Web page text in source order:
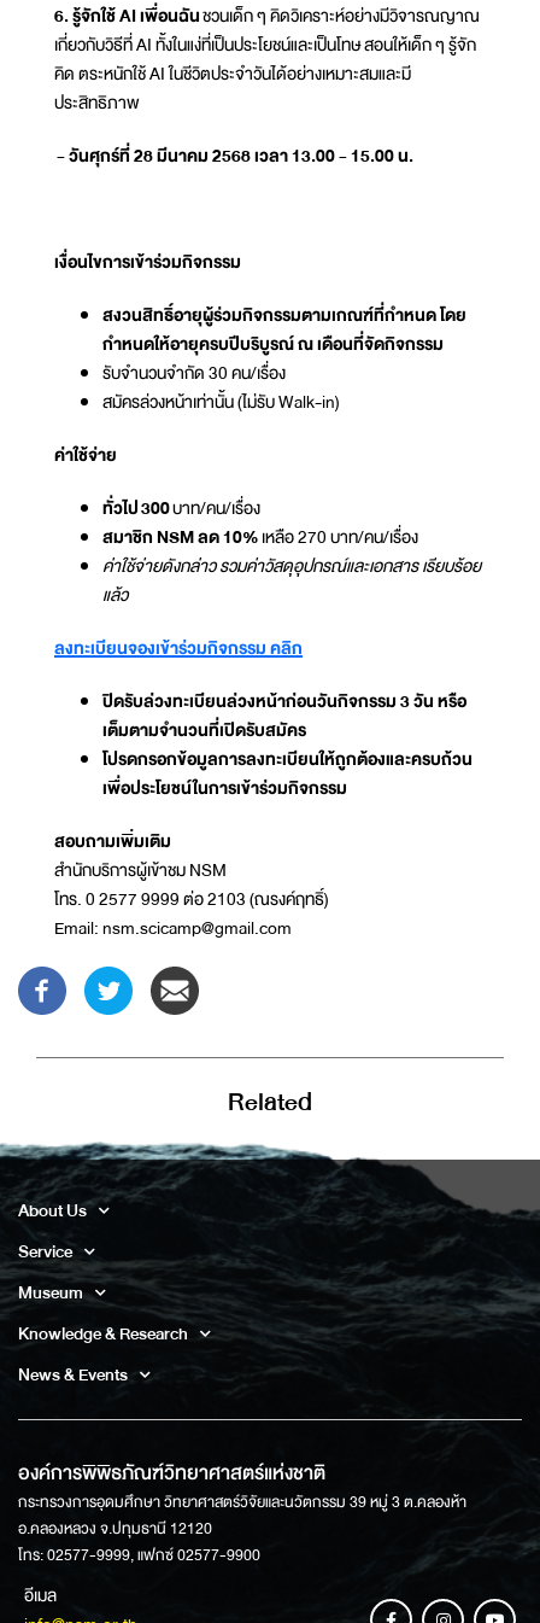
6. รู้จักใช้ AI เพื่อนฉันชวนเด็ก ๆ คิดวิเคราะห์อย่างมีวิจารณญาณ
เกี่ยวกับวิธีที่ AI ทั้งในแง่ที่เป็นประโยชน์และเป็นโทษ สอนให้เด็ก ๆ รู้จัก
คิด ตระหนักใช้ AI ในชีวิตประจำวันได้อย่างเหมาะสมและมี
ประสิทธิภาพ
- วันศุกร์ที่ 28 มีนาคม 2568 เวลา 13.00 - 15.00 น.
เงื่อนไขการเข้าร่วมกิจกรรม
สงวนสิทธิ์อายุผู้ร่วมกิจกรรมตามเกณฑ์ที่กำหนด โดย
กำหนดให้อายุครบปีบริบูรณ์ ณ เดือนที่จัดกิจกรรม
รับจำนวนจำกัด 30 คน/เรื่อง
สมัครล่วงหน้าเท่านั้น (ไม่รับ Walk-in)
ค่าใช้จ่าย
ทั่วไป 300บาท/คน/เรื่อง
สมาชิก NSM ลด 10%เหลือ 270 บาท/คน/เรื่อง
ค่าใช้จ่ายดังกล่าว รวมค่าวัสดุอุปกรณ์และเอกสาร เรียบร้อย
แล้ว
ลงทะเบียนจองเข้าร่วมกิจกรรม คลิก
ปิดรับล่วงทะเบียนล่วงหน้าก่อนวันกิจกรรม 3 วัน หรือ
เต็มตามจำนวนที่เปิดรับสมัคร
โปรดกรอกข้อมูลการลงทะเบียนให้ถูกต้องและครบถ้วน
เพื่อประโยชน์ในการเข้าร่วมกิจกรรม
สอบถามเพิ่มเติม
สำนักบริการผู้เข้าชม NSM
โทร. 0 2577 9999 ต่อ 2103 (ณรงค์ฤทธิ์)
Email: nsm.scicamp@gmail.com
Related
About Us
Service
Museum
Knowledge & Research
News & Events
องค์การพิพิธภัณฑ์วิทยาศาสตร์แห่งชาติ
กระทรวงการอุดมศึกษา วิทยาศาสตร์วิจัยและนวัตกรรม 39 หมู่ 3 ต.คลองห้า
อ.คลองหลวง จ.ปทุมธานี 12120
โทร: 02577-9999, แฟกซ์ 02577-9900
อีเมล